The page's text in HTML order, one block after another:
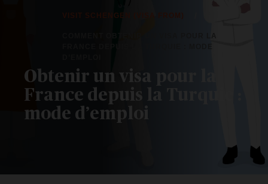
VISIT SCHENGEN (VISA FROM)
Obtenir un visa pour la
France depuis la Turquie :
mode d’emploi